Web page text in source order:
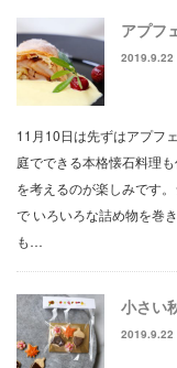
アプフ
2019.9.22
11月10日は先ずはアプフ
庭でできる本格懐石料理
を考えるのが楽しみです
で いろいろな詰め物を巻
も…
小さい
2019.9.22